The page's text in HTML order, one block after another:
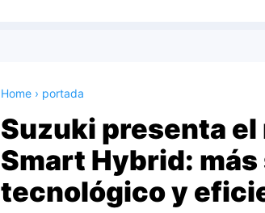
Home › portada
Suzuki presenta
Smart Hybrid:
tecnológico y